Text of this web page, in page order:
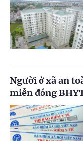
Người ở xã an
miễn đóng